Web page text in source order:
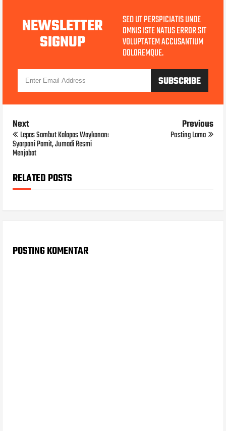
NEWSLETTER
SIGNUP
SED UT PERSPICIATIS UNDE
OMNIS ISTE NATUS ERROR SIT
VOLUPTATEM ACCUSANTIUM
DOLOREMQUE.
Next
​​Lepas Sambut Kalapas Waykanan:
Syarpani Pamit, Jumadi Resmi
Menjabat
Previous
Posting Lama
RELATED POSTS
POSTING KOMENTAR